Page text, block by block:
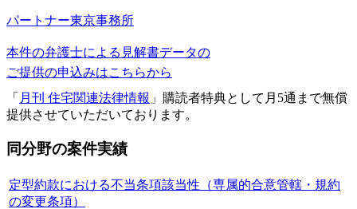
パートナー東京事務所
本件の弁護士による見解書データの
ご提供の申込みはこちらから
「 月刊 住宅関連法律情報 」購読者特典として月5通まで無償
提供させていただいております。
同分野の案件実績
定型約款における不当条項該当性（専属的合意管轄・規約
の変更条項）